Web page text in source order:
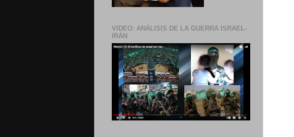
VIDEO: ANÁLISIS DE LA GUERRA ISRAEL-
IRÁN